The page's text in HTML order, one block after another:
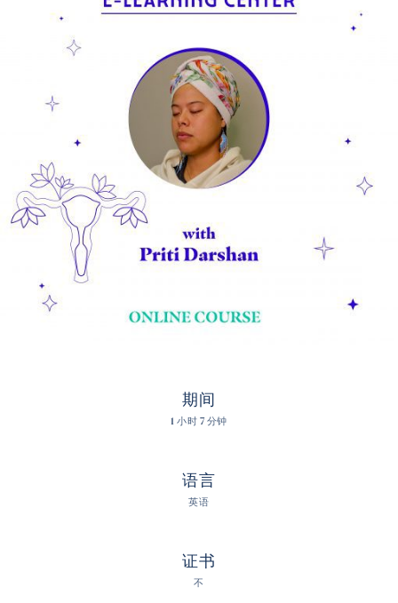
期间
1 小时 7 分钟
语言
英语
证书
不